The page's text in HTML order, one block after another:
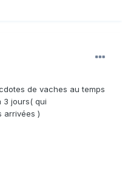
de vaches au temps
3 jours( qui
arrivées )